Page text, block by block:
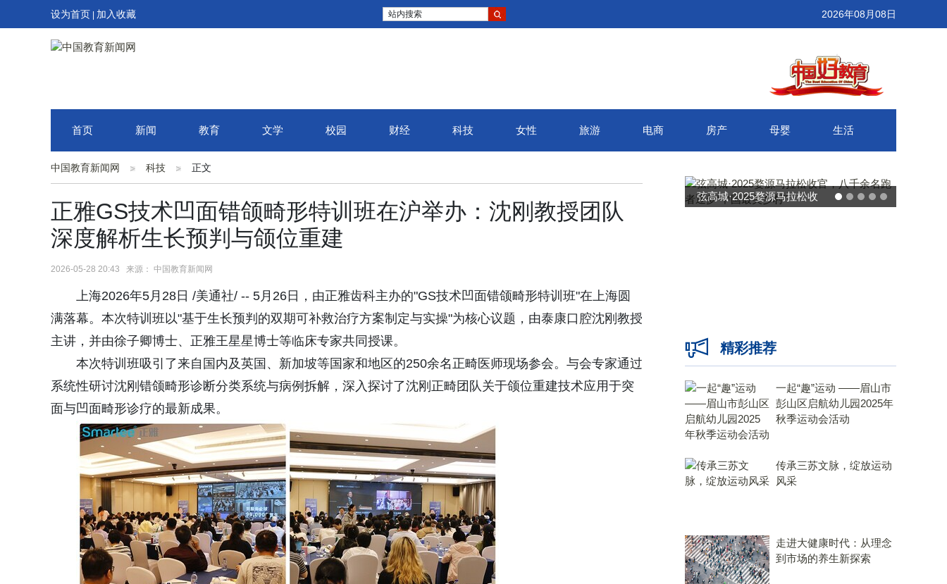
设为首页 加入收藏 站内搜索 2026年08月08日
首页 新闻 教育 文学 校园 财经 科技 女性 旅游 电商 房产 母婴 生活
中国教育新闻网 科技 正文
正雅GS技术凹面错颌畸形特训班在沪举办：沈刚教授团队
深度解析生长预判与颌位重建
2026-05-28 20:43 来源： 中国教育新闻网
上海2026年5月28日 /美通社/ -- 5月26日，由正雅齿科主办的"GS技术凹面错颌畸形特训班"在上海圆
满落幕。本次特训班以"基于生长预判的双期可补救治疗方案制定与实操"为核心议题，由泰康口腔沈刚教授
主讲，并由徐子卿博士、正雅王星星博士等临床专家共同授课。
本次特训班吸引了来自国内及英国、新加坡等国家和地区的250余名正畸医师现场参会。与会专家通过
系统性研讨沈刚错颌畸形诊断分类系统与病例拆解，深入探讨了沈刚正畸团队关于颌位重建技术应用于突
面与凹面畸形诊疗的最新成果。
弦高城·2025婺源马拉松收
官，八千余名跑者逐梦“中国
武汉百联奥莱年度感恩季 承
精彩推荐
一起“趣”运动 ——眉山市
彭山区启航幼儿园2025年
秋季运动会活动
传承三苏文脉，绽放运动
风采
走进大健康时代：从理念
到市场的养生新探索